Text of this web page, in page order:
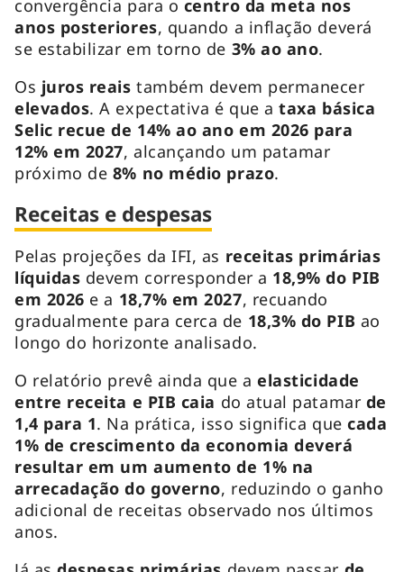
convergência para o centro da meta nos
anos posteriores, quando a inflação deverá
se estabilizar em torno de 3% ao ano.
Os juros reais também devem permanecer
elevados. A expectativa é que a taxa básica
Selic recue de 14% ao ano em 2026 para
12% em 2027, alcançando um patamar
próximo de 8% no médio prazo.
Receitas e despesas
Pelas projeções da IFI, as receitas primárias
líquidas devem corresponder a 18,9% do PIB
em 2026 e a 18,7% em 2027, recuando
gradualmente para cerca de 18,3% do PIB ao
longo do horizonte analisado.
O relatório prevê ainda que a elasticidade
entre receita e PIB caia do atual patamar de
1,4 para 1. Na prática, isso significa quecada
1% de crescimento da economia deverá
resultar em um aumento de 1% na
arrecadação do governo, reduzindo o ganho
adicional de receitas observado nos últimos
anos.